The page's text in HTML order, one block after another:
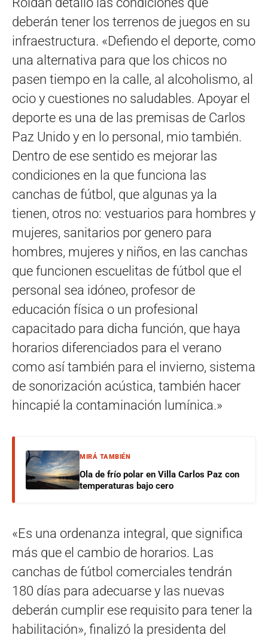
deberán tener los terrenos de juegos en su
infraestructura. «Defiendo el deporte, como
una alternativa para que los chicos no
pasen tiempo en la calle, al alcoholismo, al
ocio y cuestiones no saludables. Apoyar el
deporte es una de las premisas de Carlos
Paz Unido y en lo personal, mio también.
Dentro de ese sentido es mejorar las
condiciones en la que funciona las
canchas de fútbol, que algunas ya la
tienen, otros no: vestuarios para hombres y
mujeres, sanitarios por genero para
hombres, mujeres y niños, en las canchas
que funcionen escuelitas de fútbol que el
personal sea idóneo, profesor de
educación física o un profesional
capacitado para dicha función, que haya
horarios diferenciados para el verano
como así también para el invierno, sistema
de sonorización acústica, también hacer
hincapié la contaminación lumínica.»
MIRÁ TAMBIÉN
Ola de frío polar en Villa Carlos Paz con
temperaturas bajo cero
«Es una ordenanza integral, que significa
más que el cambio de horarios. Las
canchas de fútbol comerciales tendrán
180 días para adecuarse y las nuevas
deberán cumplir ese requisito para tener la
habilitación», finalizó la presidenta del